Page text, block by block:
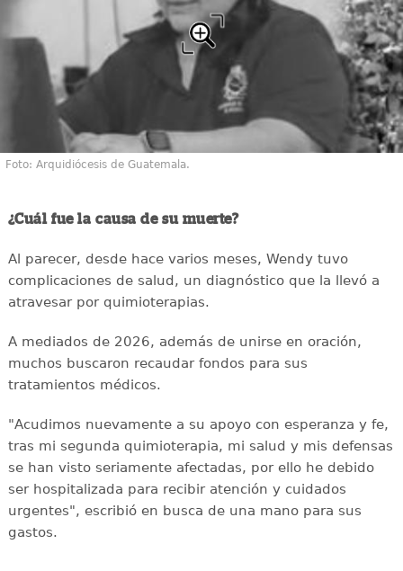
Foto: Arquidiócesis de Guatemala.
¿Cuál fue la causa de su muerte?
Al parecer, desde hace varios meses, Wendy tuvo
complicaciones de salud, un diagnóstico que la llevó a
atravesar por quimioterapias.
A mediados de 2026, además de unirse en oración,
muchos buscaron recaudar fondos para sus
tratamientos médicos.
"Acudimos nuevamente a su apoyo con esperanza y fe,
tras mi segunda quimioterapia, mi salud y mis defensas
se han visto seriamente afectadas, por ello he debido
ser hospitalizada para recibir atención y cuidados
urgentes", escribió en busca de una mano para sus
gastos.